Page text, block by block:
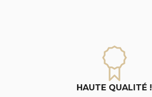
HAUTE QUALITÉ !